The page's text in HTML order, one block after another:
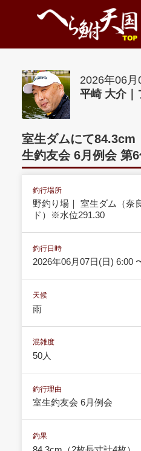
2026年06月
平崎 大介｜
室生ダムにて84.3cm
生釣友会 6月例会 第6
釣行場所
野釣り場｜ 室生ダム（奈
ド）※水位291.30
釣行日時
2026年06月07日(日) 6:00
天候
雨
混雑度
50人
釣行理由
室生釣友会 6月例会
釣果